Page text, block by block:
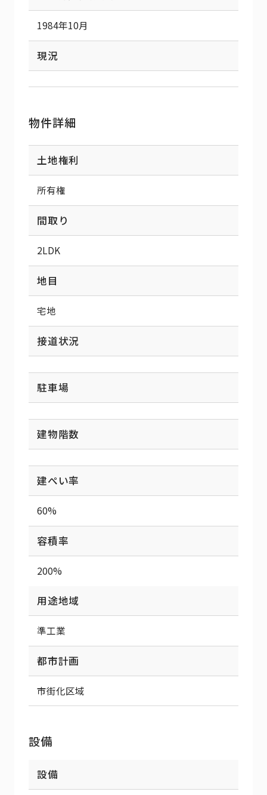
1984年10月
現況
物件詳細
土地権利
所有権
間取り
2LDK
地目
宅地
接道状況
駐車場
建物階数
建ぺい率
60%
容積率
200%
用途地域
準工業
都市計画
市街化区域
設備
設備